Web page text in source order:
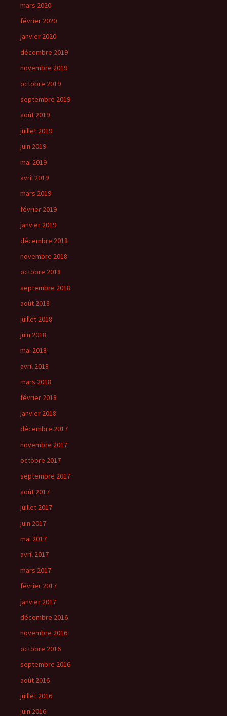
mars 2020
février 2020
janvier 2020
décembre 2019
novembre 2019
octobre 2019
septembre 2019
août 2019
juillet 2019
juin 2019
mai 2019
avril 2019
mars 2019
février 2019
janvier 2019
décembre 2018
novembre 2018
octobre 2018
septembre 2018
août 2018
juillet 2018
juin 2018
mai 2018
avril 2018
mars 2018
février 2018
janvier 2018
décembre 2017
novembre 2017
octobre 2017
septembre 2017
août 2017
juillet 2017
juin 2017
mai 2017
avril 2017
mars 2017
février 2017
janvier 2017
décembre 2016
novembre 2016
octobre 2016
septembre 2016
août 2016
juillet 2016
juin 2016